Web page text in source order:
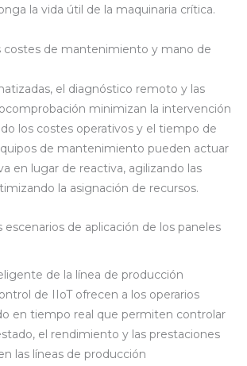
la vida útil de la maquinaria crítica.
costes de mantenimiento y mano de
el diagnóstico remoto y las
minimizan la intervención
los costes operativos y el tiempo de
de mantenimiento pueden actuar
en lugar de reactiva, agilizando las
la asignación de recursos.
escenarios de aplicación de los paneles
de la línea de producción
de IIoT ofrecen a los operarios
en tiempo real que permiten controlar
el rendimiento y las prestaciones
las líneas de producción